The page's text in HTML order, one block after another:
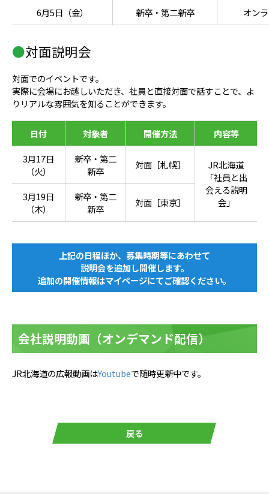
6月5日（金）
新卒・第二新卒 オン
●対面説明会
対面でのイベントです。
実際に会場にお越しいただき、社員と直接対面で話すことで、よ
りリアルな雰囲気を知ることができます。
日付 対象者 開催方法
内容等
3月17日
（火）
新卒・第二
新卒
対面［札幌］
JR北海道
「社員と出
会える説明
会」
3月19日
（木）
新卒・第二
新卒
対面［東京］
上記の日程ほか、募集時期等にあわせて
説明会を追加し開催します。
追加の開催情報はマイページにてご確認ください。
会社説明動画（オンデマンド配信）
JR北海道の広報動画はYoutubeで随時更新中です。
戻る